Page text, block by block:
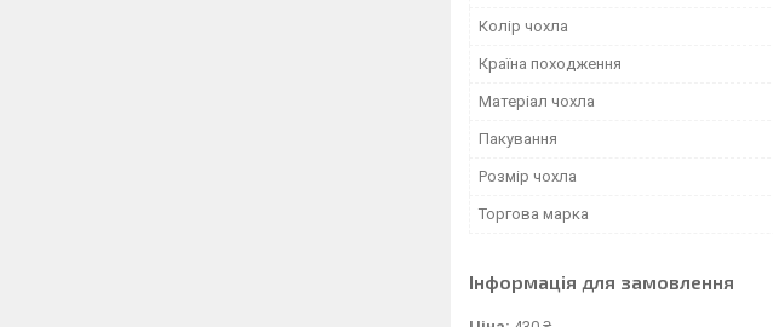
Колір чохла
Країна походження
Матеріал чохла
Пакування
Розмір чохла
Торгова марка
Інформація для замовлення